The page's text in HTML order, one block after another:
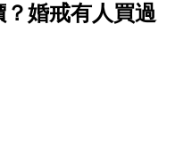
？婚戒有人買過